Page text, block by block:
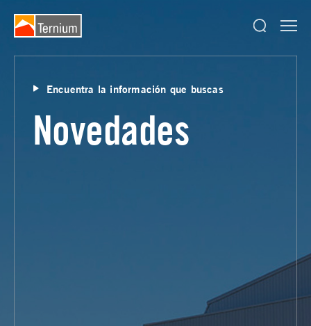
Encuentra la información que buscas
Novedades